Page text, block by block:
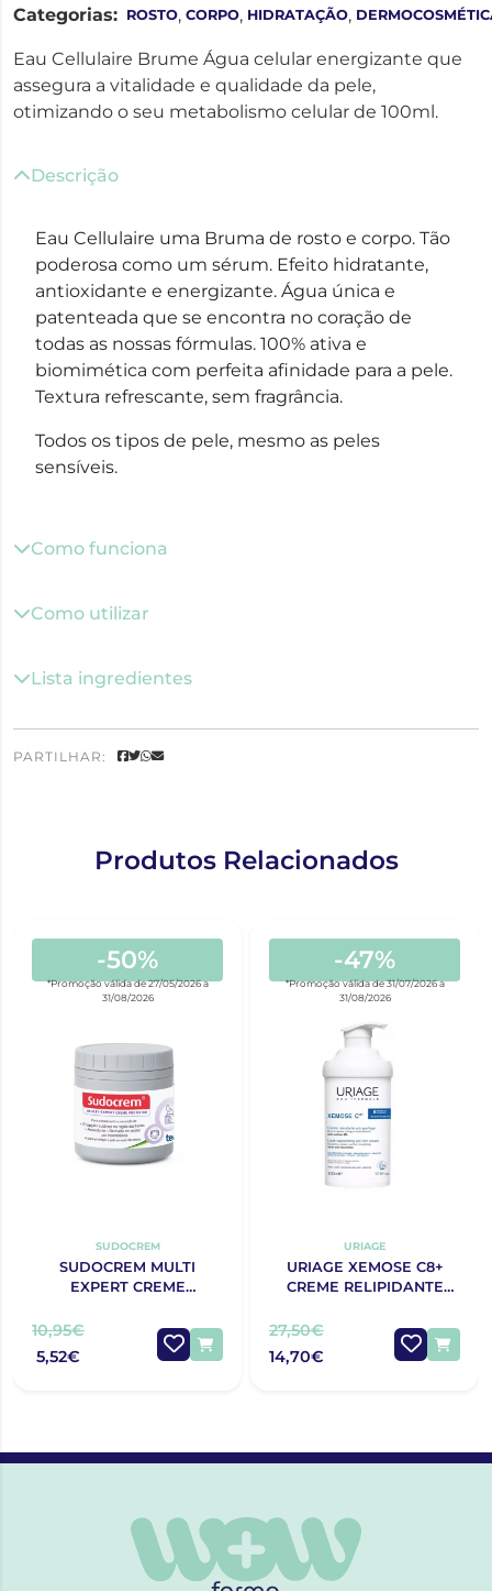
Categorias: ROSTO, CORPO, HIDRATAÇÃO,
Eau Cellulaire Brume Água celular energizante que
assegura a vitalidade e qualidade da pele,
otimizando o seu metabolismo celular de 100ml.
Descrição
Eau Cellulaire uma Bruma de rosto e corpo. Tão
poderosa como um sérum. Efeito hidratante,
antioxidante e energizante. Água única e
patenteada que se encontra no coração de
todas as nossas fórmulas. 100% ativa e
biomimética com perfeita afinidade para a pele.
Textura refrescante, sem fragrância.
Todos os tipos de pele, mesmo as peles
sensíveis.
Como funciona
Como utilizar
Lista ingredientes
PARTILHAR:
Produtos Relacionados
-50%
*Promoção válida de 27/05/2026 a
31/08/2026
SUDOCREM
SUDOCREM MULTI
EXPERT CREME
10,95€
5,52€
-47%
*Promoção válida de 31/07/2026 a
31/08/2026
URIAGE
URIAGE XEMOSE C8+
CREME RELIPIDANTE
27,50€
14,70€